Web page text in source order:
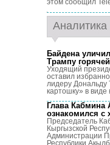
этом сообщил
Аналитика
Байдена
Трампу
Уходящий
оставил
лидеру Дональду
картошку» в виде
Глава
ознакомился с
Председатель
Кыргызской
Администрации
Республики